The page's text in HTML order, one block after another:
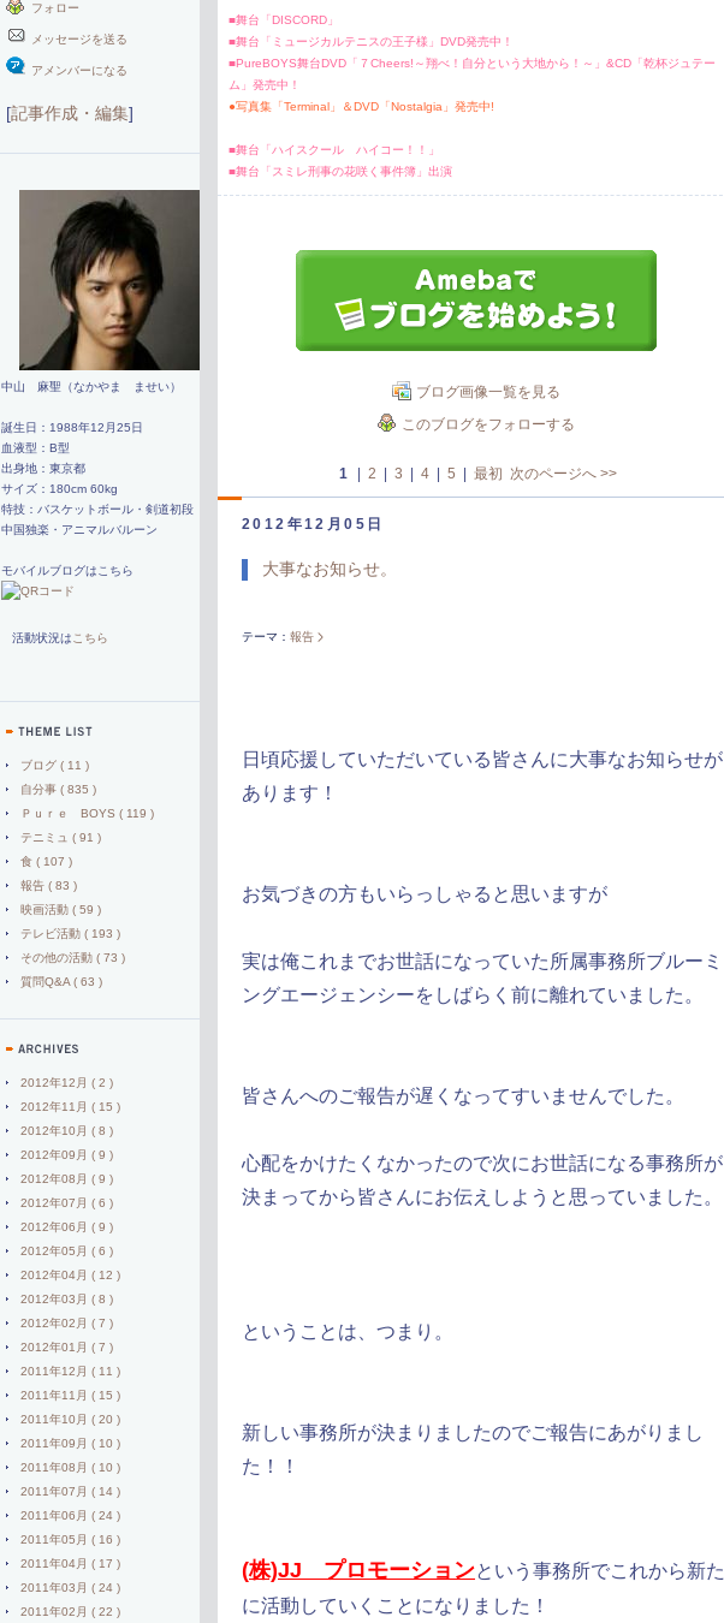
フォロー
メッセージを送る
アメンバーになる
[記事作成・編集]
中山 麻聖（なかやま ませい）
誕生日：1988年12月25日
血液型：B型
出身地：東京都
サイズ：180cm 60kg
特技：バスケットボール・剣道初段
中国独楽・アニマルバルーン
モバイルブログはこちら
活動状況は こちら
ブログ ( 11 )
自分事 ( 835 )
Ｐｕｒｅ BOYS ( 119 )
テニミュ ( 91 )
食 ( 107 )
報告 ( 83 )
映画活動 ( 59 )
テレビ活動 ( 193 )
その他の活動 ( 73 )
質問Q&A ( 63 )
2012年12月 ( 2 )
2012年11月 ( 15 )
2012年10月 ( 8 )
2012年09月 ( 9 )
2012年08月 ( 9 )
2012年07月 ( 6 )
2012年06月 ( 9 )
2012年05月 ( 6 )
2012年04月 ( 12 )
2012年03月 ( 8 )
2012年02月 ( 7 )
2012年01月 ( 7 )
2011年12月 ( 11 )
2011年11月 ( 15 )
2011年10月 ( 20 )
2011年09月 ( 10 )
2011年08月 ( 10 )
2011年07月 ( 14 )
2011年06月 ( 24 )
2011年05月 ( 16 )
2011年04月 ( 17 )
2011年03月 ( 24 )
2011年02月 ( 22 )
■舞台「DISCORD」
■舞台「ミュージカルテニスの王子様」DVD発売中！
■PureBOYS舞台DVD「７Cheers!～翔べ！自分という大地から！～」&CD「乾杯ジュテー
ム」発売中！
●写真集「Terminal」＆DVD「Nostalgia」発売中!
■舞台「ハイスクール ハイコー！！」
■舞台「スミレ刑事の花咲く事件簿」出演
ブログ画像一覧を見る
このブログをフォローする
1 2 3 4 5 最初 次のページへ>>
2012年12月05日
大事なお知らせ。
テーマ： 報告
日頃応援していただいている皆さんに大事なお知らせが
あります！
お気づきの方もいらっしゃると思いますが
実は俺これまでお世話になっていた所属事務所ブルーミ
ングエージェンシーをしばらく前に離れていました。
皆さんへのご報告が遅くなってすいませんでした。
心配をかけたくなかったので次にお世話になる事務所が
決まってから皆さんにお伝えしようと思っていました。
ということは、つまり。
新しい事務所が決まりましたのでご報告にあがりまし
た！！
(株)JJ プロモーションという事務所でこれから新た
に活動していくことになりました！